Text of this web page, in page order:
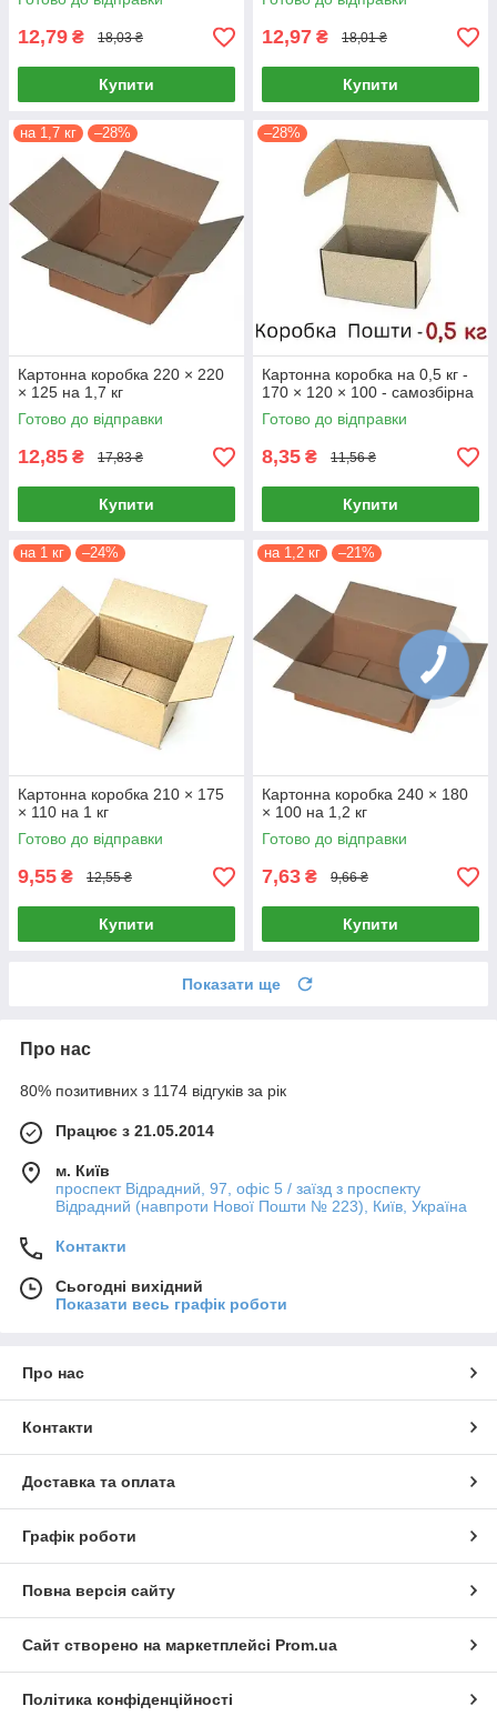
12,79 ₴ 18,03 ₴
Купити
12,97 ₴ 18,01 ₴
Купити
на 1,7 кг –28%
Картонна коробка 220 × 220
× 125 на 1,7 кг
Готово до відправки
12,85 ₴ 17,83 ₴
Купити
–28%
Картонна коробка на 0,5 кг -
170 × 120 × 100 - самозбірна
Готово до відправки
8,35 ₴ 11,56 ₴
Купити
на 1 кг –24%
Картонна коробка 210 × 175
× 110 на 1 кг
Готово до відправки
9,55 ₴ 12,55 ₴
Купити
на 1,2 кг –21%
Картонна коробка 240 × 180
× 100 на 1,2 кг
Готово до відправки
7,63 ₴ 9,66 ₴
Купити
Показати ще
Про нас
80% позитивних з 1174 відгуків за рік
Працює з 21.05.2014
м. Київ
проспект Відрадний, 97, офіс 5 / заїзд з проспекту
Відрадний (навпроти Нової Пошти № 223), Київ, Україна
Контакти
Сьогодні вихідний
Показати весь графік роботи
Про нас
Контакти
Доставка та оплата
Графік роботи
Повна версія сайту
Сайт створено на маркетплейсі Prom.ua
Політика конфіденційності